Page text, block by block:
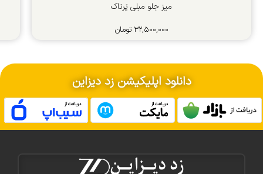
میز جلو مبلی پَرناک
۳۲,۵۰۰,۰۰۰ تومان
دانلود اپلیکیشن زد دیزاین